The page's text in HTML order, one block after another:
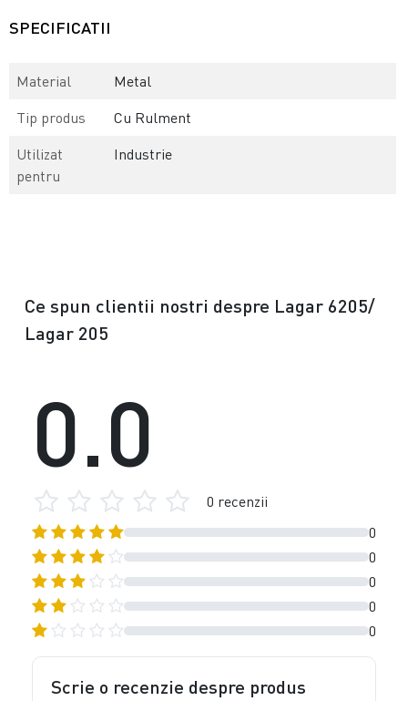
SPECIFICATII
Material
Metal
Tip produs
Cu Rulment
Utilizat
pentru
Industrie
Ce spun clientii nostri despre Lagar 6205/
Lagar 205
0
0
0
0
0
0.0
0 recenzii
Scrie o recenzie despre produs